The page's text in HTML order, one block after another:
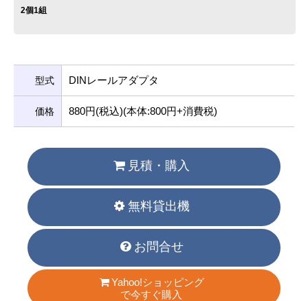
2個1組
型式 DINレールアダプタ
価格 880円(税込)(本体:800円+消費税)
見積・購入
無料貸出機
お問合せ
Yahoo!ショッピング
で今すぐ購入